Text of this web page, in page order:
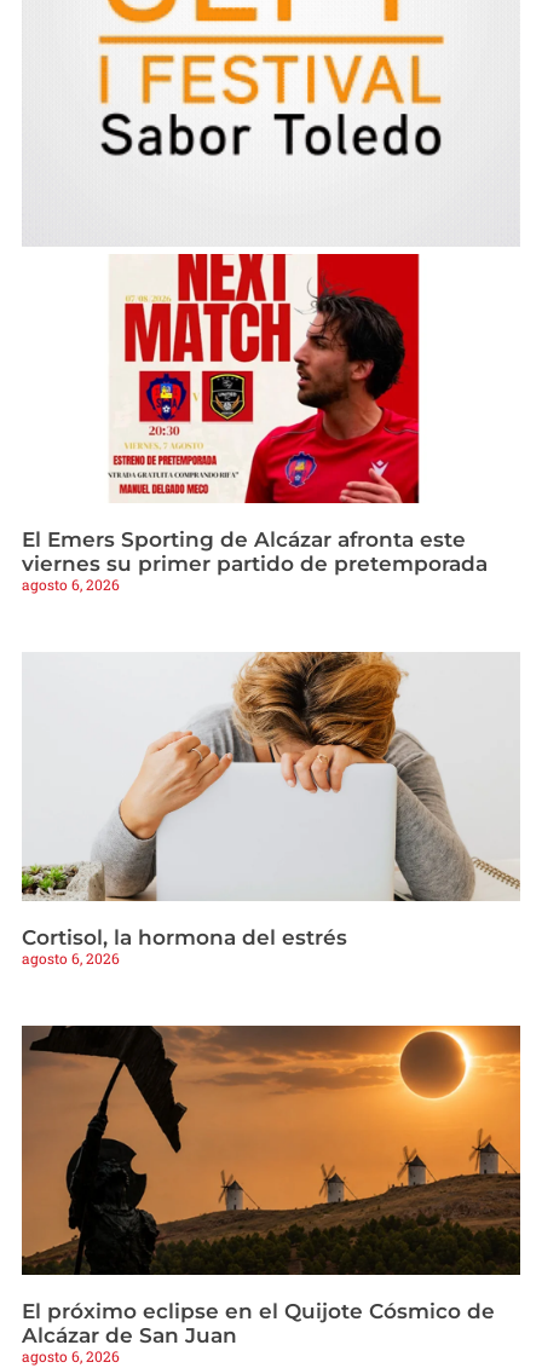
El Emers Sporting de Alcázar afronta este
viernes su primer partido de pretemporada
agosto 6, 2026
Cortisol, la hormona del estrés
agosto 6, 2026
El próximo eclipse en el Quijote Cósmico de
Alcázar de San Juan
agosto 6, 2026